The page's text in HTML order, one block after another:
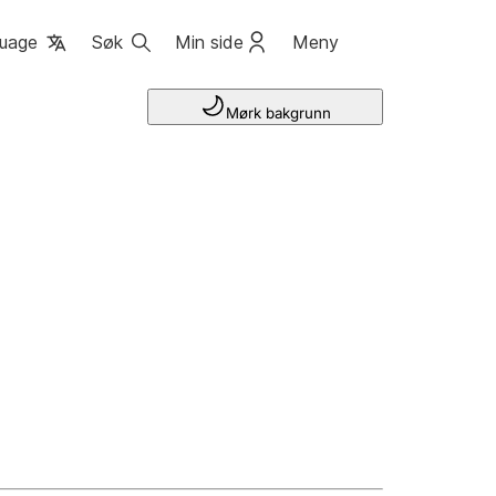
Søk Min side Meny
Mørk bakgrunn